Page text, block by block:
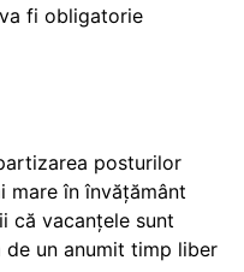
fi obligatorie
posturilor
mare în învățământ
că vacanțele sunt
un anumit timp liber